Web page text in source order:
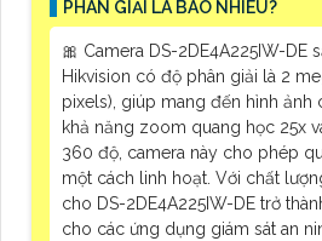
PHÂN GIẢI LÀ BAO NHIÊU?
🎀 Camera DS-2DE4A225IW-DE
Hikvision có độ phân giải là 2
pixels), giúp mang đến hình ảnh
khả năng zoom quang học 25x
360 độ, camera này cho phép
một cách linh hoạt. Với chất
cho DS-2DE4A225IW-DE trở
cho các ứng dụng giám sát an